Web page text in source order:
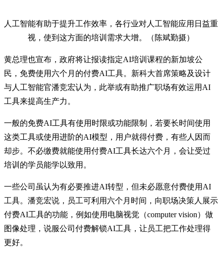
人工智能有助于提升工作效率，各行业对人工智能应用日益重
视，使到这方面的培训需求大增。（陈斌勤摄）
黄总理也宣布，政府将让报读指定AI培训课程的新加坡公
民，免费使用六个月的付费AI工具。新科大首席策略及设计
与人工智能官潘竞宏认为，此举或有助推广职场有效运用AI
工具来提高生产力。
一般的免费AI工具有使用时限或功能限制，若要长时间使用
这类工具或使用进阶的AI模型，用户就得付费，有些人因而
却步。不必缴费就能使用付费AI工具长达六个月，会让受过
培训的学员能学以致用。
一些公司虽认为有必要推进AI转型，但未必愿意付费使用AI
工具。潘竞宏说，员工可利用六个月时间，向职场决策人展示
付费AI工具的功能，例如使用电脑视觉（computer vision）做
图像处理，说服公司付费解锁AI工具，让员工把工作处理得
更好。